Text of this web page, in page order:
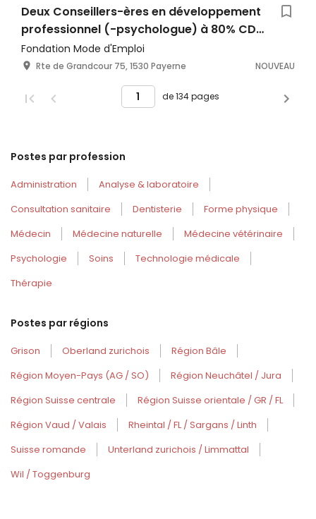
Deux Conseillers-ères en développement
professionnel (-psychologue) à 80% CDM
jusqu'au 31.12.2026
Fondation Mode d'Emploi
Rte de Grandcour 75, 1530 Payerne NOUVEAU
de 134 pages
Postes par profession
Administration
Analyse & laboratoire
Consultation sanitaire
Dentisterie
Forme physique
Médecin
Médecine naturelle
Médecine vétérinaire
Psychologie
Soins
Technologie médicale
Thérapie
Postes par régions
Grison Oberland zurichois
Région Bâle
Région Moyen-Pays (AG / SO)
Région Neuchâtel / Jura
Région Suisse centrale
Région Suisse orientale / GR / FL
Région Vaud / Valais
Rheintal / FL / Sargans / Linth
Suisse romande
Unterland zurichois / Limmattal
Wil / Toggenburg